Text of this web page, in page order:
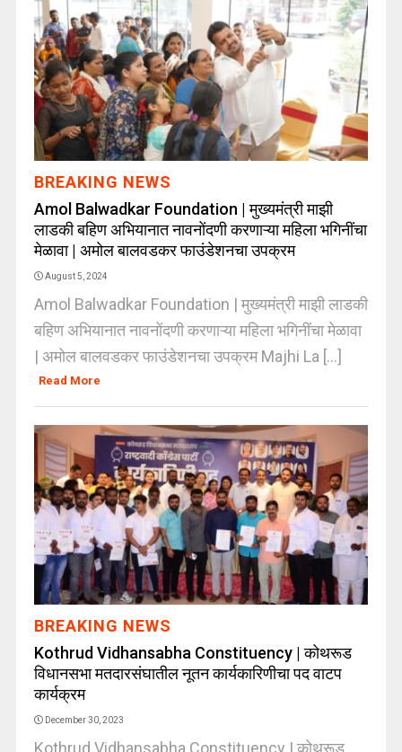
BREAKING NEWS
Amol Balwadkar Foundation | मुख्यमंत्री माझी
लाडकी बहिण अभियानात नावनोंदणी करणाऱ्या महिला भगिनींचा
मेळावा | अमोल बालवडकर फाउंडेशनचा उपक्रम
August 5, 2024
Amol Balwadkar Foundation | मुख्यमंत्री माझी लाडकी
बहिण अभियानात नावनोंदणी करणाऱ्या महिला भगिनींचा मेळावा
| अमोल बालवडकर फाउंडेशनचा उपक्रम Majhi La [...]
Read More
BREAKING NEWS
Kothrud Vidhansabha Constituency | कोथरूड
विधानसभा मतदारसंघातील नूतन कार्यकारिणीचा पद वाटप
कार्यक्रम
December 30, 2023
Kothrud Vidhansabha Constituency | कोथरूड